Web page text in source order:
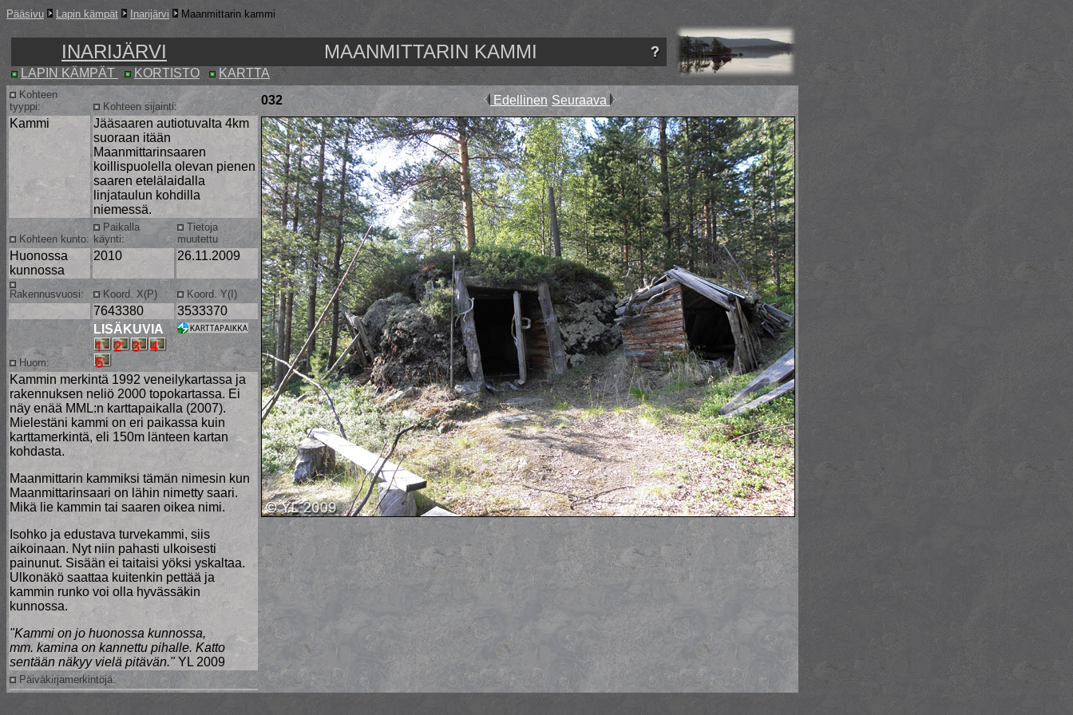
Pääsivu Lapin kämpät Inarijärvi Maanmittarin kammi
INARIJÄRVI MAANMITTARIN KAMMI
LAPIN KÄMPÄT KORTISTO KARTTA
Kohteen
tyyppi:
Kohteen sijainti: 032 Edellinen Seuraava
Kammi
Jääsaaren autiotuvalta 4km
suoraan itään
Maanmittarinsaaren
koillispuolella olevan pienen
saaren etelälaidalla
linjataulun kohdilla
niemessä.
Kohteen kunto:
Paikalla
käynti:
Tietoja
muutettu
Huonossa
kunnossa
2010 26.11.2009
Rakennusvuosi: Koord. X(P) Koord. Y(I)
7643380 3533370
Huom:
LISÄKUVIA
Kammin merkintä 1992 veneilykartassa ja
rakennuksen neliö 2000 topokartassa. Ei
näy enää MML:n karttapaikalla (2007).
Mielestäni kammi on eri paikassa kuin
karttamerkintä, eli 150m länteen kartan
kohdasta.
Maanmittarin kammiksi tämän nimesin kun
Maanmittarinsaari on lähin nimetty saari.
Mikä lie kammin tai saaren oikea nimi.
Isohko ja edustava turvekammi, siis
aikoinaan. Nyt niin pahasti ulkoisesti
painunut. Sisään ei taitaisi yöksi yskaltaa.
Ulkonäkö saattaa kuitenkin pettää ja
kammin runko voi olla hyvässäkin
kunnossa.
"Kammi on jo huonossa kunnossa,
mm. kamina on kannettu pihalle. Katto
sentään näkyy vielä pitävän."YL 2009
Päiväkirjamerkintöjä: